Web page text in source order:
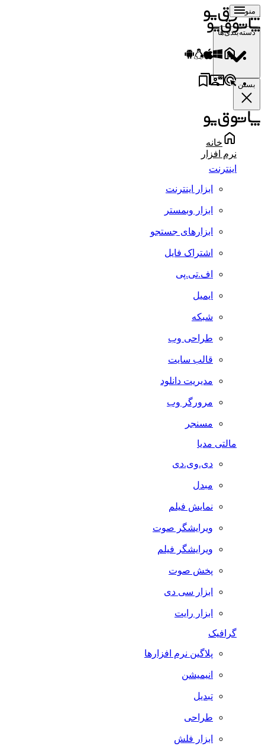
منو
دسته‌بندی‌ها
بستن
خانه
نرم افزار
اینترنت
ابزار اینترنت
ابزار وبمستر
ابزارهای جستجو
اشتراک فایل
اف.تی.پی
ایمیل
شبکه
طراحی وب
قالب سایت
مدیریت دانلود
مرورگر وب
مسنجر
مالتی مدیا
دی.وی.دی
مبدل
نمایش فیلم
ویرایشگر صوت
ویرایشگر فیلم
پخش صوت
ابزار سی دی
ابزار رایت
گرافیک
پلاگین نرم افزارها
انیمیشن
تبدیل
طراحی
ابزار فلش